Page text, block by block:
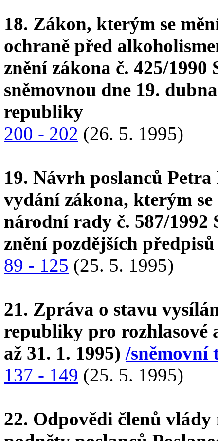
18. Zákon, kterým se
ochraně před
znění zákona č. 425/
sněmovnou dne 19.
republiky
200 - 202 (26. 5. 1995)
19. Návrh poslanců
vydání zákona, kterým
národní rady č. 587/1992
znění pozdějších
89 - 125 (25. 5. 1995)
21. Zpráva o stavu
republiky pro rozhlasové
až 31. 1. 1995) /sněmovní
137 - 149 (25. 5. 1995)
22. Odpovědi členů